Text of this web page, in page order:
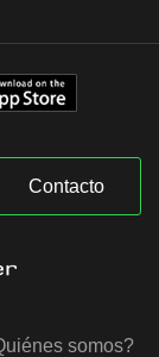
Contacto
somos?